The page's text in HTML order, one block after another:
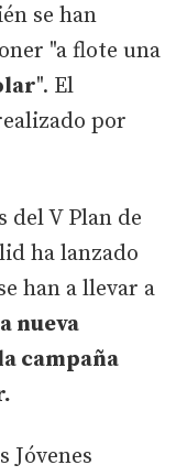
se han
"a flote una
". El
por
del V Plan de
ha lanzado
han a llevar a
nueva
campaña
Jóvenes